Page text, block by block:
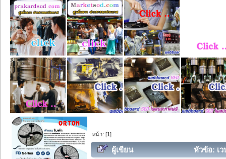
หน้า: [1]
ผู้เขียน หัวข้อ: เ